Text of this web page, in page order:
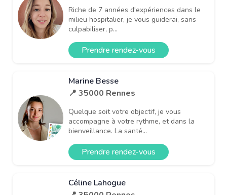
Riche de 7 années d'expériences dans le
milieu hospitalier, je vous guiderai, sans
culpabiliser, p...
Prendre rendez-vous
Marine Besse
📍 35000 Rennes
Quelque soit votre objectif, je vous
accompagne à votre rythme, et dans la
bienveillance. La santé...
Prendre rendez-vous
Céline Lahogue